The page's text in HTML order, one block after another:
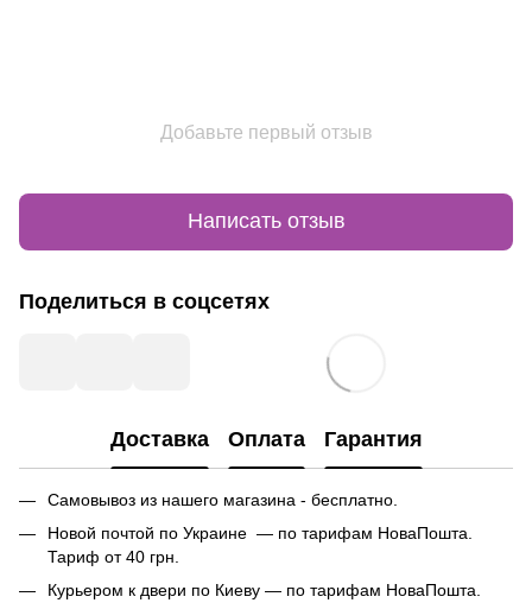
Добавьте первый отзыв
Написать отзыв
Поделиться в соцсетях
Доставка Оплата Гарантия
Самовывоз из нашего магазина - бесплатно.
Новой почтой по Украине — по тарифам НоваПошта.
Тариф от 40 грн.
Курьером к двери по Киеву — по тарифам НоваПошта.